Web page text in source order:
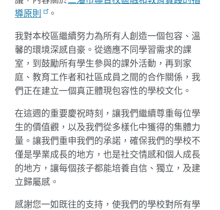
導原則
。
我對本校區繼續努力為所有人創造一個包容、溫
馨的環境深感自豪。從適應不同學習需求的課
室，到鼓勵所有學生參與的課外活動，再到家
庭、教育工作者和社區成員之間的合作關係，我
們正在建立一個真正體現包容性的學校文化。
在這週的重要慶祝時刻，讓我們繼續尊重每位學
生的價值觀，以及我們從多樣化中獲得的集體力
量。讓我們重申我們的承諾，確保我們的學校不
僅是學業成長的地方，也是社交情感和個人成長
的地方，讓每個孩子都能培養自信、獨立，及建
立歸屬感。
感謝您一如既往的支持，使我們的學校對所有學